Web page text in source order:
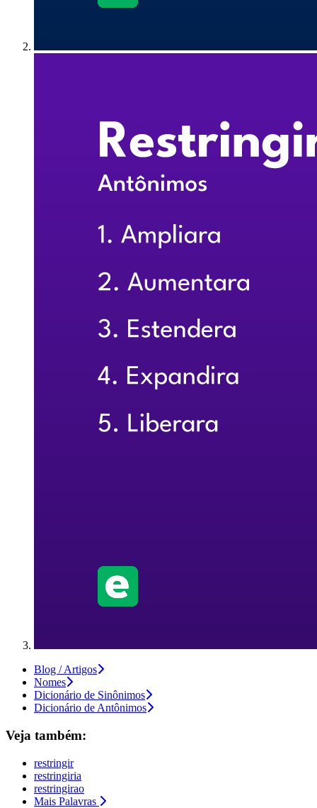
Blog / Artigos
Nomes
Dicionário de Sinônimos
Dicionário de Antônimos
Veja também:
restringir
restringiria
restringirao
Mais Palavras